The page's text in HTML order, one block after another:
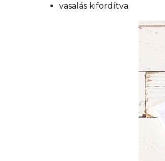
vasalás kifordítva